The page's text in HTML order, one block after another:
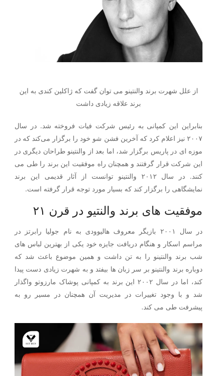
از علل شهرت برند والنتینو می توان گفت که ژاکلین کندی به این
برند علاقه زیادی داشت
بنابراین این کمپانی به رئیس شرکت فیات فروخته شد. در سال
۲۰۰۷ نیز اعلام کرد که آخرین فشن شو خود را برگزار می‌کند که در
موزه ای در پاریس برگزار شد، اما بعد از والنتینو طراحان دیگری در
این شرکت قرار گرفتند و همچنان راه موفقیت این برند را طی می
کنند. در سال ۲۰۱۲ والنتینو توانست از آثار قدیمی این برند
نمایشگاهی را برگزار کند که بسیار مورد توجه قرار گرفته است.
موفقیت های برند والنتیو در قرن ۲۱
در سال ۲۰۰۱ بازیگر معروف هالیوودی به نام جولیا رابرتز در
مراسم اسکار و هنگام دریافت جایزه خود یکی از بهترین لباس های
شب برند والنتینو را به تن داشت و همین موضوع باعث شد که
دوباره برند والنتینو بر سر زبان ها بیفتد و به شهرت زیادی دست پیدا
کند، اما در سال ۲۰۰۲ این برند به کمپانی پوشاک مارزوتو واگذار
شد و با وجود تغییرات در مدیریت آن همچنان در مسیر رو به
پیشرفت طی می کند.